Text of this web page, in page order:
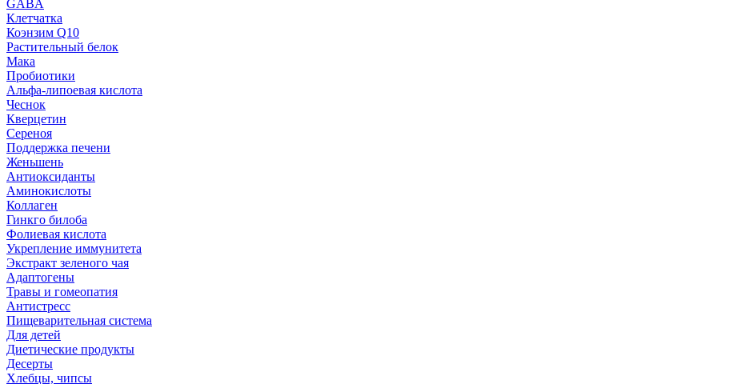
GABA
Клетчатка
Коэнзим Q10
Растительный белок
Мака
Пробиотики
Альфа-липоевая кислота
Чеснок
Кверцетин
Сереноя
Поддержка печени
Женьшень
Антиоксиданты
Аминокислоты
Коллаген
Гинкго билоба
Фолиевая кислота
Укрепление иммунитета
Экстракт зеленого чая
Адаптогены
Травы и гомеопатия
Антистресс
Пищеварительная система
Для детей
Диетические продукты
Десерты
Хлебцы, чипсы